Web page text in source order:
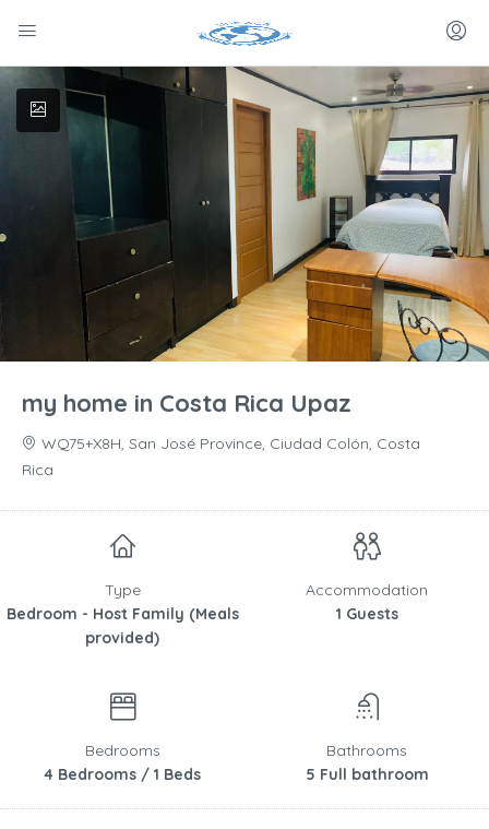
my home in Costa Rica Upaz
WQ75+X8H, San José Province, Ciudad Colón, Costa
Rica
Type
Bedroom - Host Family (Meals
provided)
Accommodation
1 Guests
Bedrooms
4 Bedrooms / 1 Beds
Bathrooms
5 Full bathroom